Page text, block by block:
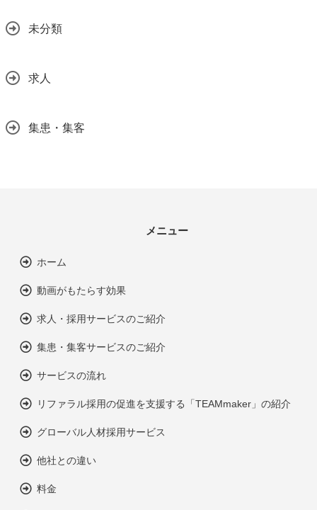
未分類
求人
集患・集客
メニュー
ホーム
動画がもたらす効果
求人・採用サービスのご紹介
集患・集客サービスのご紹介
サービスの流れ
リファラル採用の促進を支援する「TEAMmaker」の紹介
グローバル人材採用サービス
他社との違い
料金